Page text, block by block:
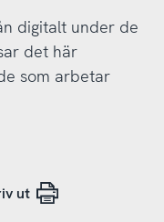
digitalt under de
det här
som arbetar
ut